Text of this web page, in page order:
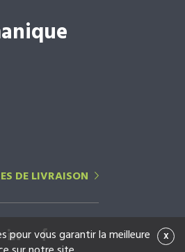
DE LIVRAISON
x
pour vous garantir la meilleure